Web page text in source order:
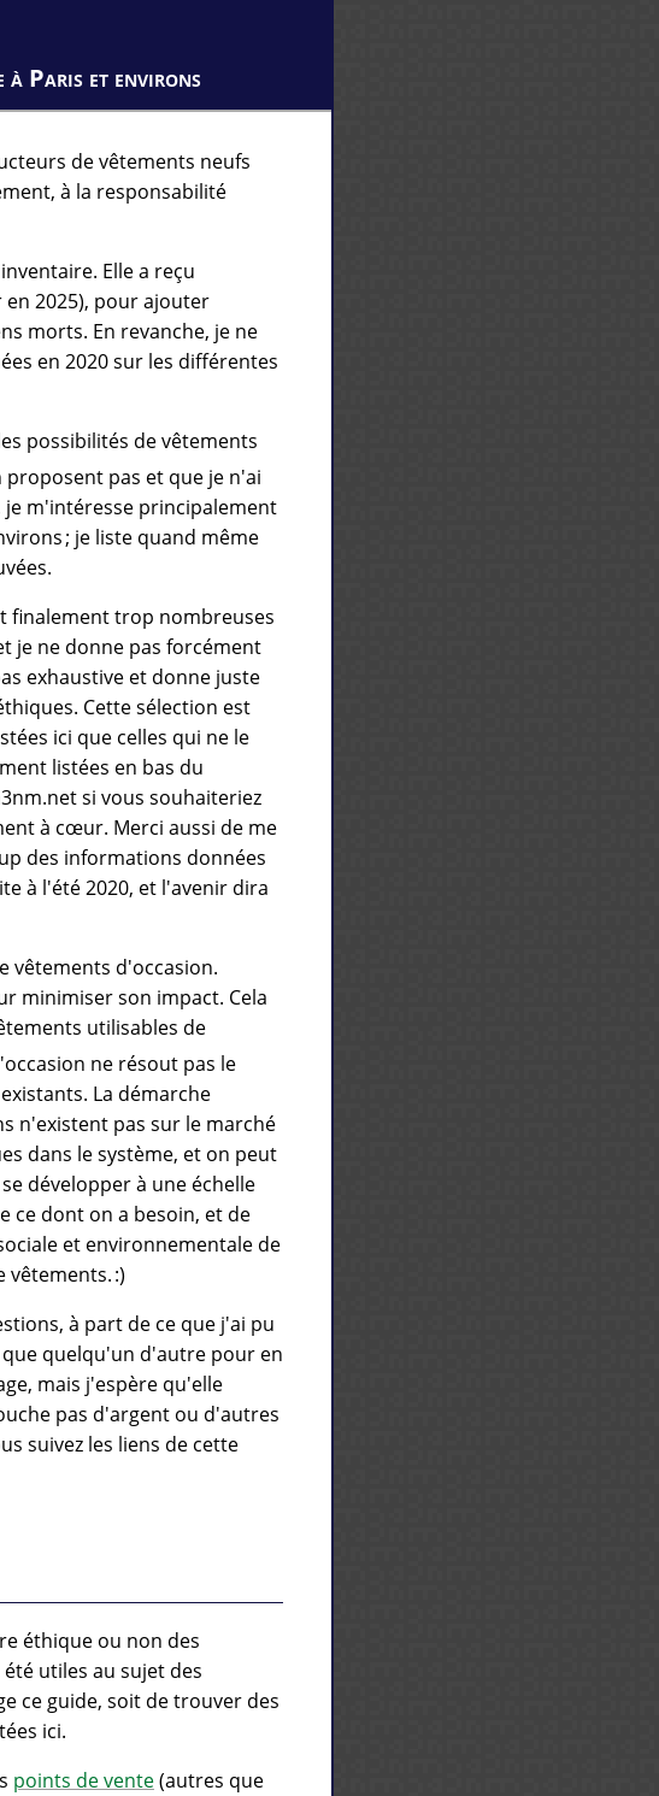
à Paris et environs
de vêtements neufs
à la responsabilité
Elle a reçu
2025), pour ajouter
morts. En revanche, je ne
en 2020 sur les différentes
possibilités de vêtements
pas et que je n'ai
je m'intéresse principalement
; je liste quand même
finalement trop nombreuses
je ne donne pas forcément
exhaustive et donne juste
Cette sélection est
ici que celles qui ne le
listées en bas du
si vous souhaiteriez
à cœur. Merci aussi de me
des informations données
à l'été 2020, et l'avenir dira
vêtements d'occasion.
minimiser son impact. Cela
utilisables de
ne résout pas le
La démarche
n'existent pas sur le marché
dans le système, et on peut
développer à une échelle
ce dont on a besoin, et de
et environnementale de
vêtements. :)
à part de ce que j'ai pu
quelqu'un d'autre pour en
mais j'espère qu'elle
pas d'argent ou d'autres
suivez les liens de cette
éthique ou non des
utiles au sujet des
ce guide, soit de trouver des
ici.
points de vente(autres que